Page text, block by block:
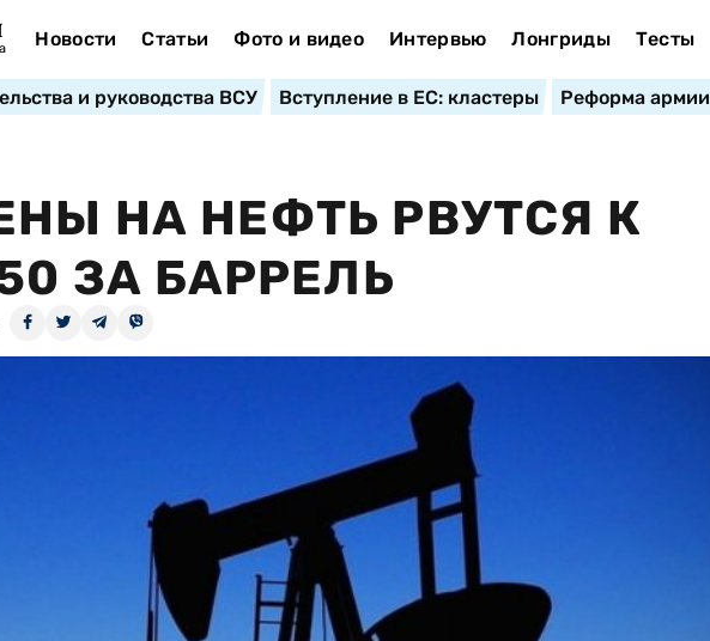
Новости Статьи Фото и видео Интервью Лонгриды Тесты
и руководства ВСУ Вступление в ЕС: кластеры Реформа армии
НА НЕФТЬ РВУТСЯ К
ЗА БАРРЕЛЬ